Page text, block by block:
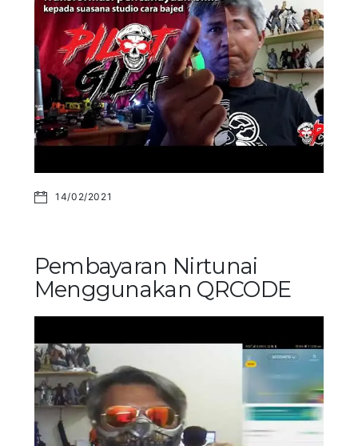
14/02/2021
Pembayaran Nirtunai
Menggunakan QRCODE